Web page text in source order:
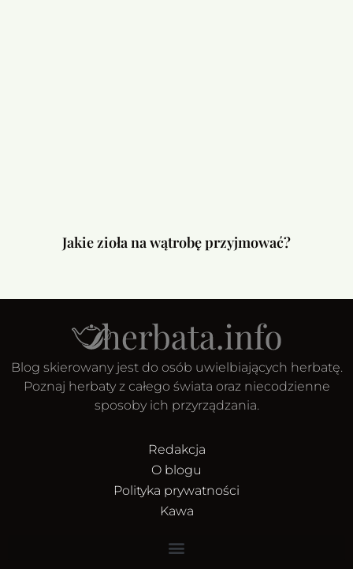
Jakie zioła na wątrobę przyjmować?
Blog skierowany jest do osób uwielbiających herbatę.
Poznaj herbaty z całego świata oraz niecodzienne
sposoby ich przyrządzania.
Redakcja
O blogu
Polityka prywatności
Kawa